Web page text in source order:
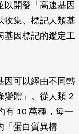
以開發「高速基因
收集、標記人類基
基因標記的鑑定工
因可以經由不同轉
變體」。從人類 2
有 10 萬種，每一
「蛋白質異構